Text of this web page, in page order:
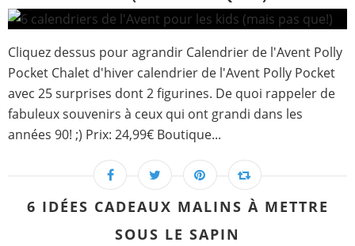
Cliquez dessus pour agrandir Calendrier de l'Avent Polly
Pocket Chalet d'hiver calendrier de l'Avent Polly Pocket
avec 25 surprises dont 2 figurines. De quoi rappeler de
fabuleux souvenirs à ceux qui ont grandi dans les
années 90! ;) Prix: 24,99€ Boutique...
6 IDÉES CADEAUX MALINS À METTRE
SOUS LE SAPIN